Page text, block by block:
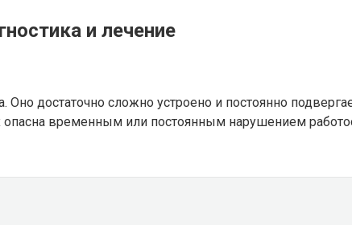
и лечение
достаточно сложно устроено и постоянно
временным или постоянным нарушением